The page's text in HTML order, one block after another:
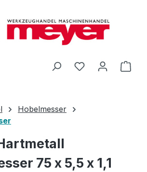
Du hast 0
Hobelmesser
75 x 5,5 x 1,1